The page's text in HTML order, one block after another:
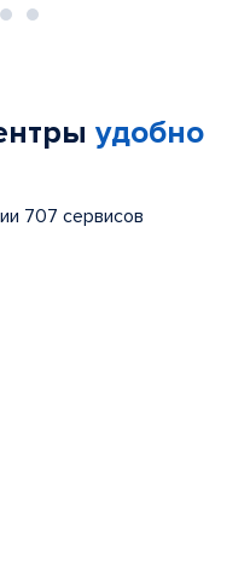
удобно
707 сервисов